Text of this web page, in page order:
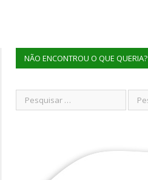
NÃO ENCONTROU O QUE QUERIA?